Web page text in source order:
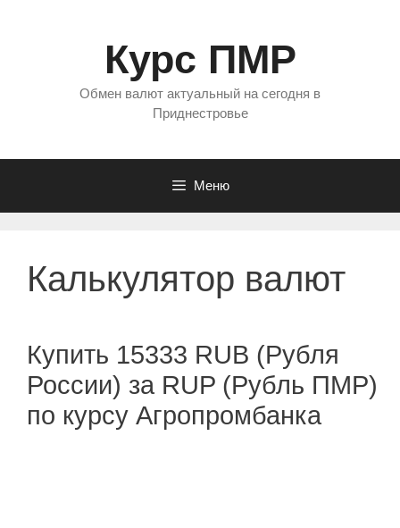
Курс ПМР
Обмен валют актуальный на сегодня в
Приднестровье
Меню
Калькулятор валют
Купить 15333 RUB (Рубля
России) за RUP (Рубль ПМР)
по курсу Агропромбанка